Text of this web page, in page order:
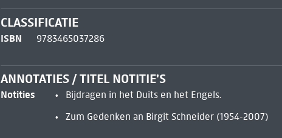
CLASSIFICATIE
ISBN 9783465037286
ANNOTATIES / TITEL NOTITIE'S
Notities
Bijdragen in het Duits en het Engels.
Zum Gedenken an Birgit Schneider (1954-2007)